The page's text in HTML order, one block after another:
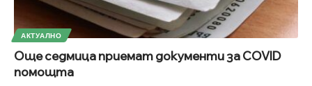
АКТУАЛНО
Още седмица приемат документи за COVID
помощта